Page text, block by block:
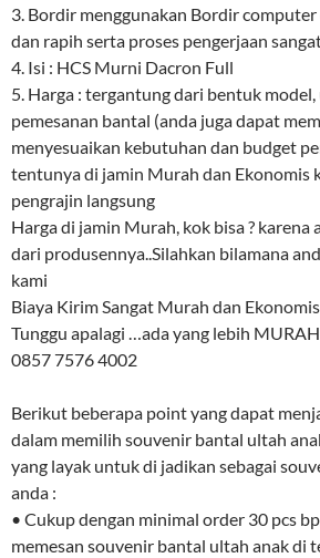
3. Bordir menggunakan Bordir
dan rapih serta proses pengerjaan
4. Isi : HCS Murni Dacron Full
5. Harga : tergantung dari bentuk
pemesanan bantal (anda juga dapat
menyesuaikan kebutuhan dan budget
tentunya di jamin Murah dan Ekonomis
pengrajin langsung
Harga di jamin Murah, kok bisa ? karena
dari produsennya..Silahkan bilamana
kami
Biaya Kirim Sangat Murah dan Ekonomis
Tunggu apalagi …ada yang lebih
0857 7576 4002
Berikut beberapa point yang dapat
dalam memilih souvenir bantal ultah
yang layak untuk di jadikan sebagai
anda :
• Cukup dengan minimal order 30 pcs
memesan souvenir bantal ultah anak di